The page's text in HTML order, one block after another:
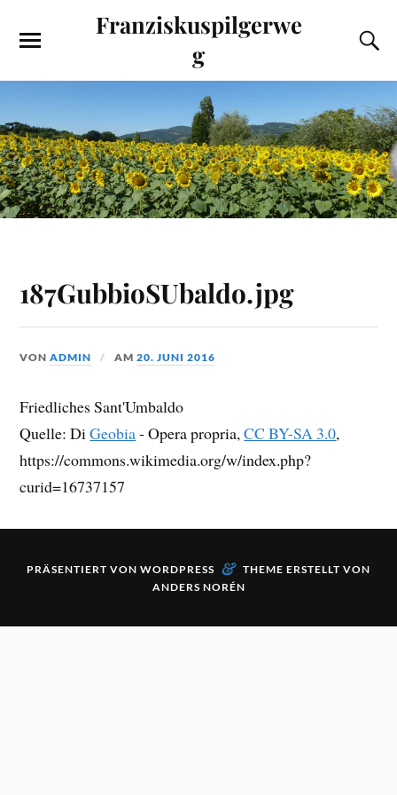
Franziskuspilgerwe
g
187GubbioSUbaldo.jpg
VONADMIN AM20. JUNI 2016
Friedliches Sant'Umbaldo
Quelle: DiGeobia-Opera propria,CC BY-SA 3.0,
https://commons.wikimedia.org/w/index.php?
curid=16737157
PRÄSENTIERT VON WORDPRESS & THEME ERSTELLT VON
ANDERS NORÉN